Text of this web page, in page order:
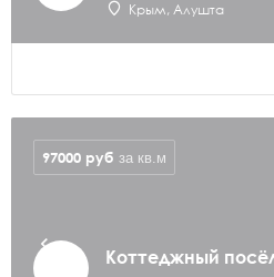
Крым, Алушта
Коттеджный
97000 руб за кв.м